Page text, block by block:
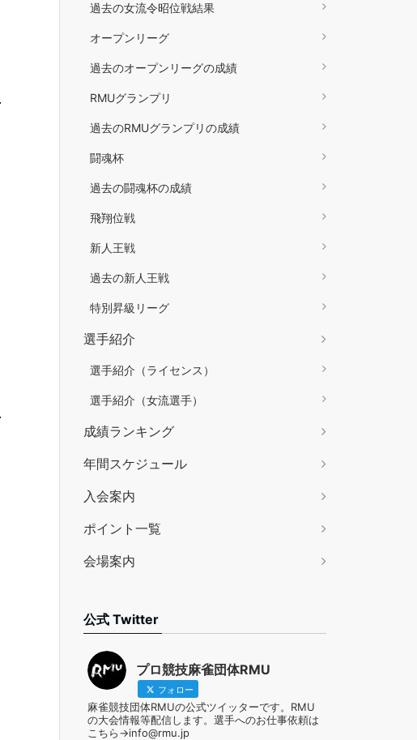
過去の女流令昭位戦結果
オープンリーグ
過去のオープンリーグの成績
RMUグランプリ
過去のRMUグランプリの成績
闘魂杯
過去の闘魂杯の成績
飛翔位戦
新人王戦
過去の新人王戦
特別昇級リーグ
選手紹介
選手紹介（ライセンス）
選手紹介（女流選手）
成績ランキング
年間スケジュール
入会案内
ポイント一覧
会場案内
公式 Twitter
プロ競技麻雀団体RMU
フォロー
麻雀競技団体RMUの公式ツイッターです。RMU
の大会情報等配信します。選手へのお仕事依頼は
こちら→info@rmu.jp